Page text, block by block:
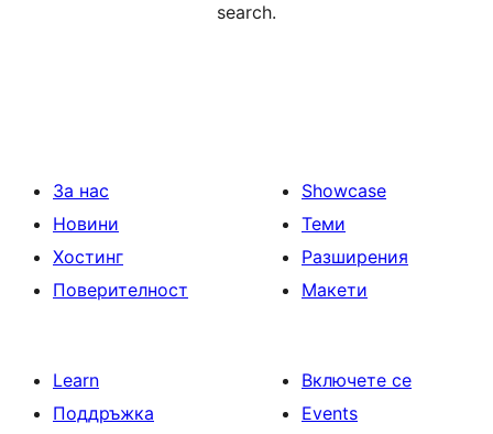
search.
За нас
Новини
Хостинг
Поверителност
Showcase
Теми
Разширения
Макети
Learn
Поддръжка
Включете се
Events